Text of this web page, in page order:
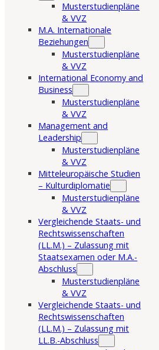
Musterstudienpläne
& VVZ
M.A. Internationale
Beziehungen
Musterstudienpläne
& VVZ
International Economy and
Business
Musterstudienpläne
& VVZ
Management and
Leadership
Musterstudienpläne
& VVZ
Mitteleuropäische Studien
– Kulturdiplomatie
Musterstudienpläne
& VVZ
Vergleichende Staats- und
Rechtswissenschaften
(LL.M.) – Zulassung mit
Staatsexamen oder M.A.-
Abschluss
Musterstudienpläne
& VVZ
Vergleichende Staats- und
Rechtswissenschaften
(LL.M.) – Zulassung mit
LL.B.-Abschluss